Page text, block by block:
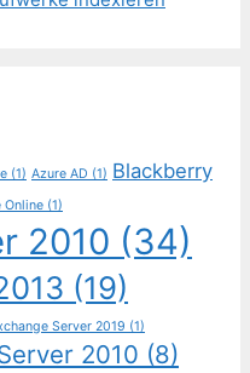
(1) Azure AD (1) Blackberry
Online (1)
2010 (34)
(19)
Server 2019 (1)
2010 (8)